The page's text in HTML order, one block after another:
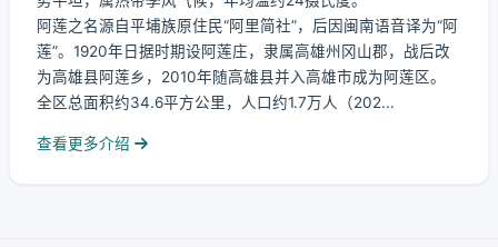
阿莲之名源自平埔族原住民“阿里简社”，后因闽南语音译为“阿
莲”。1920年日据时期设阿莲庄，隶属高雄州冈山郡，战后改
为高雄县阿莲乡，2010年随高雄县并入高雄市成为阿莲区。
全区总面积约34.6平方公里，人口约1.7万人（202...
查看更多介绍